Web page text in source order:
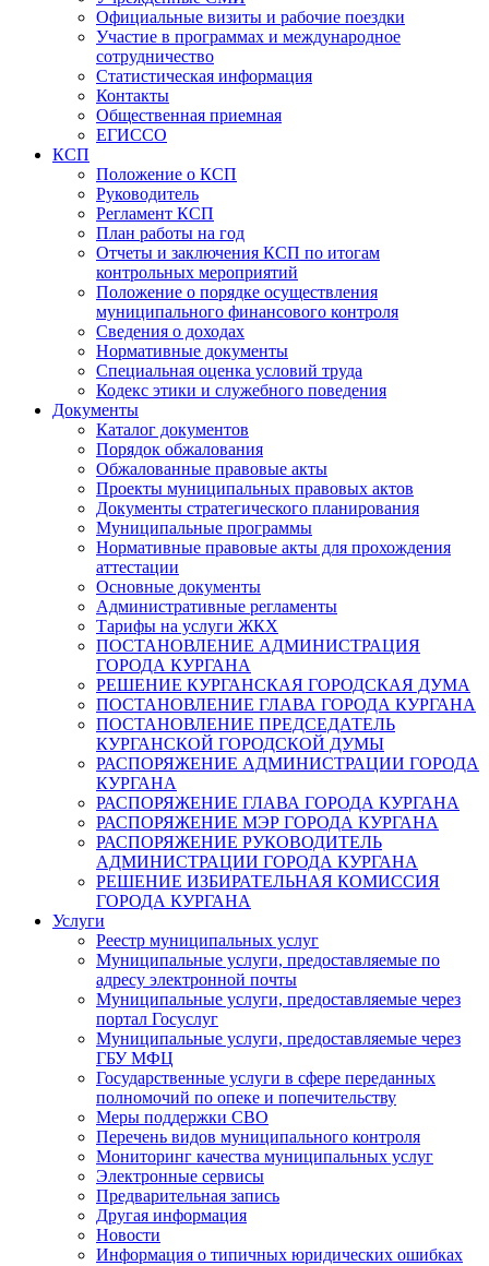
Официальные визиты и рабочие поездки
Участие в программах и международное
сотрудничество
Статистическая информация
Контакты
Общественная приемная
ЕГИССО
КСП
Положение о КСП
Руководитель
Регламент КСП
План работы на год
Отчеты и заключения КСП по итогам
контрольных мероприятий
Положение о порядке осуществления
муниципального финансового контроля
Сведения о доходах
Нормативные документы
Специальная оценка условий труда
Кодекс этики и служебного поведения
Документы
Каталог документов
Порядок обжалования
Обжалованные правовые акты
Проекты муниципальных правовых актов
Документы стратегического планирования
Муниципальные программы
Нормативные правовые акты для прохождения
аттестации
Основные документы
Административные регламенты
Тарифы на услуги ЖКХ
ПОСТАНОВЛЕНИЕ АДМИНИСТРАЦИЯ
ГОРОДА КУРГАНА
РЕШЕНИЕ КУРГАНСКАЯ ГОРОДСКАЯ ДУМА
ПОСТАНОВЛЕНИЕ ГЛАВА ГОРОДА КУРГАНА
ПОСТАНОВЛЕНИЕ ПРЕДСЕДАТЕЛЬ
КУРГАНСКОЙ ГОРОДСКОЙ ДУМЫ
РАСПОРЯЖЕНИЕ АДМИНИСТРАЦИИ ГОРОДА
КУРГАНА
РАСПОРЯЖЕНИЕ ГЛАВА ГОРОДА КУРГАНА
РАСПОРЯЖЕНИЕ МЭР ГОРОДА КУРГАНА
РАСПОРЯЖЕНИЕ РУКОВОДИТЕЛЬ
АДМИНИСТРАЦИИ ГОРОДА КУРГАНА
РЕШЕНИЕ ИЗБИРАТЕЛЬНАЯ КОМИССИЯ
ГОРОДА КУРГАНА
Услуги
Реестр муниципальных услуг
Муниципальные услуги, предоставляемые по
адресу электронной почты
Муниципальные услуги, предоставляемые через
портал Госуслуг
Муниципальные услуги, предоставляемые через
ГБУ МФЦ
Государственные услуги в сфере переданных
полномочий по опеке и попечительству
Меры поддержки СВО
Перечень видов муниципального контроля
Мониторинг качества муниципальных услуг
Электронные сервисы
Предварительная запись
Другая информация
Новости
Информация о типичных юридических ошибках